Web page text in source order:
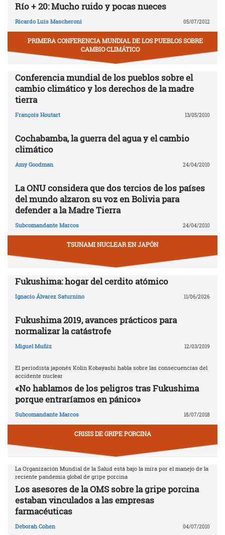
Río + 20: Mucho ruido y pocas nueces
Ricardo Luis Mascheroni 05/07/2012
PRIMERA CONFERENCIA MUNDIAL DE LOS PUEBLOS SOBRE
CAMBIO CLIMÁTICO
Conferencia mundial de los pueblos sobre el
cambio climático y los derechos de la madre
tierra
François Houtart 13/05/2010
Cochabamba, la guerra del agua y el cambio
climático
Amy Goodman 24/04/2010
La ONU considera que dos tercios de los países
del mundo alzaron su voz en Bolivia para
defender a la Madre Tierra
Subcomandante Marcos 24/04/2010
TSUNAMI NUCLEAR EN JAPÓN
Fukushima: hogar del cerdito atómico
Ignacio Álvarez Saturnino 11/06/2026
Fukushima 2019, avances prácticos para
normalizar la catástrofe
Miguel Muñiz 12/03/2019
El periodista japonés Kolin Kobayashi habla sobre las consecuencias del
accidente nuclear
«No hablamos de los peligros tras Fukushima
porque entraríamos en pánico»
Subcomandante Marcos 18/07/2018
CRISIS DE GRIPE PORCINA
La Organización Mundial de la Salud está bajo la mira por el manejo de la
reciente pandemia global de gripe porcina
Los asesores de la OMS sobre la gripe porcina
estaban vinculados a las empresas
farmacéuticas
Deborah Cohen 04/07/2010